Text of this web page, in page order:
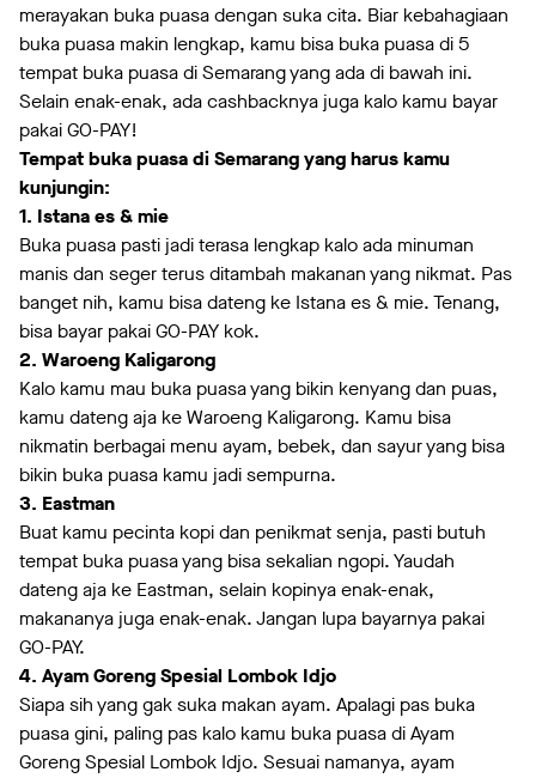
merayakan buka puasa dengan suka cita. Biar kebahagiaan
buka puasa makin lengkap, kamu bisa buka puasa di 5
tempat buka puasa di Semarang yang ada di bawah ini.
Selain enak-enak, ada cashbacknya juga kalo kamu bayar
pakai GO-PAY!
Tempat buka puasa di Semarang yang harus kamu
kunjungin:
1. Istana es & mie
Buka puasa pasti jadi terasa lengkap kalo ada minuman
manis dan seger terus ditambah makanan yang nikmat. Pas
banget nih, kamu bisa dateng ke Istana es & mie. Tenang,
bisa bayar pakai GO-PAY kok.
2. Waroeng Kaligarong
Kalo kamu mau buka puasa yang bikin kenyang dan puas,
kamu dateng aja ke Waroeng Kaligarong. Kamu bisa
nikmatin berbagai menu ayam, bebek, dan sayur yang bisa
bikin buka puasa kamu jadi sempurna.
3. Eastman
Buat kamu pecinta kopi dan penikmat senja, pasti butuh
tempat buka puasa yang bisa sekalian ngopi. Yaudah
dateng aja ke Eastman, selain kopinya enak-enak,
makananya juga enak-enak. Jangan lupa bayarnya pakai
GO-PAY.
4. Ayam Goreng Spesial Lombok Idjo
Siapa sih yang gak suka makan ayam. Apalagi pas buka
puasa gini, paling pas kalo kamu buka puasa di Ayam
Goreng Spesial Lombok Idjo. Sesuai namanya, ayam